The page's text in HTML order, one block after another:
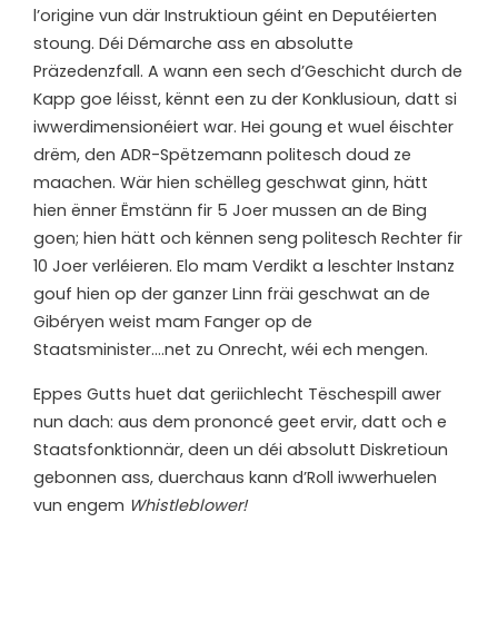
l’origine vun där Instruktioun géint en Deputéierten
stoung. Déi Démarche ass en absolutte
Präzedenzfall. A wann een sech d’Geschicht durch de
Kapp goe léisst, kënnt een zu der Konklusioun, datt si
iwwerdimensionéiert war. Hei goung et wuel éischter
drëm, den ADR-Spëtzemann politesch doud ze
maachen. Wär hien schëlleg geschwat ginn, hätt
hien ënner Ëmstänn fir 5 Joer mussen an de Bing
goen; hien hätt och kënnen seng politesch Rechter fir
10 Joer verléieren. Elo mam Verdikt a leschter Instanz
gouf hien op der ganzer Linn fräi geschwat an de
Gibéryen weist mam Fanger op de
Staatsminister….net zu Onrecht, wéi ech mengen.
Eppes Gutts huet dat geriichlecht Tëschespill awer
nun dach: aus dem prononcé geet ervir, datt och e
Staatsfonktionnär, deen un déi absolutt Diskretioun
gebonnen ass, duerchaus kann d’Roll iwwerhuelen
vun engem Whistleblower!